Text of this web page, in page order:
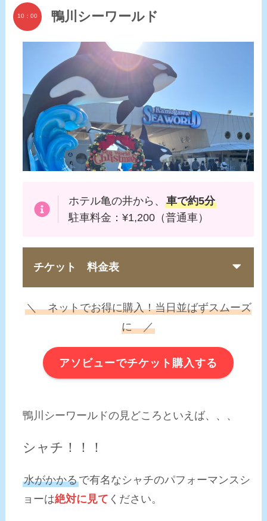
10：00 鴨川シーワールド
ホテル亀の井から、 車で約5分
駐車料金：¥1,200（普通車）
チケット 料金表
＼ ネットでお得に購入！当日並ばずスムーズ
に ／
アソビューでチケット購入する
鴨川シーワールドの見どころといえば、、、
シャチ！！！
水がかかるで有名なシャチのパフォーマンスシ
ョーは絶対に見て ください。